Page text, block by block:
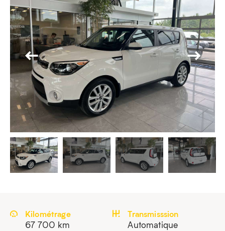
Kilométrage
67 700 km
Transmisssion
Automatique